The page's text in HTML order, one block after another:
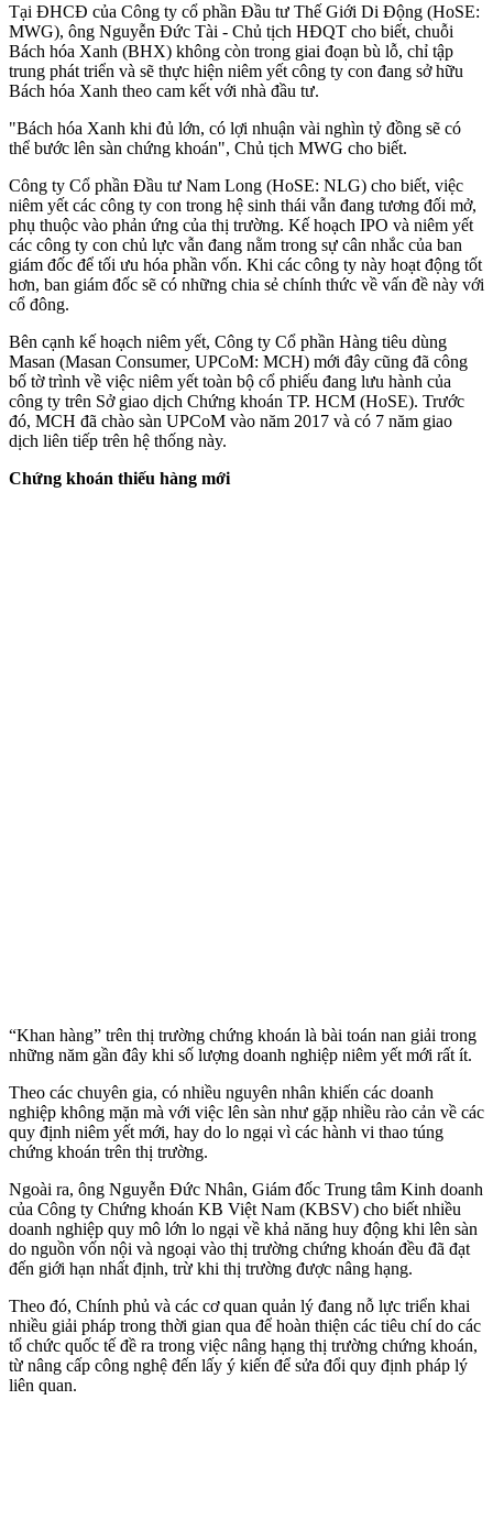
Tại ĐHCĐ của Công ty cổ phần Đầu tư Thế Giới Di Động (HoSE:
MWG), ông Nguyễn Đức Tài - Chủ tịch HĐQT cho biết, chuỗi
Bách hóa Xanh (BHX) không còn trong giai đoạn bù lỗ, chỉ tập
trung phát triển và sẽ thực hiện niêm yết công ty con đang sở hữu
Bách hóa Xanh theo cam kết với nhà đầu tư.
"Bách hóa Xanh khi đủ lớn, có lợi nhuận vài nghìn tỷ đồng sẽ có
thể bước lên sàn chứng khoán", Chủ tịch MWG cho biết.
Công ty Cổ phần Đầu tư Nam Long (HoSE: NLG) cho biết, việc
niêm yết các công ty con trong hệ sinh thái vẫn đang tương đối mở,
phụ thuộc vào phản ứng của thị trường. Kế hoạch IPO và niêm yết
các công ty con chủ lực vẫn đang nằm trong sự cân nhắc của ban
giám đốc để tối ưu hóa phần vốn. Khi các công ty này hoạt động tốt
hơn, ban giám đốc sẽ có những chia sẻ chính thức về vấn đề này với
cổ đông.
Bên cạnh kế hoạch niêm yết, Công ty Cổ phần Hàng tiêu dùng
Masan (Masan Consumer, UPCoM: MCH) mới đây cũng đã công
bố tờ trình về việc niêm yết toàn bộ cổ phiếu đang lưu hành của
công ty trên Sở giao dịch Chứng khoán TP. HCM (HoSE). Trước
đó, MCH đã chào sàn UPCoM vào năm 2017 và có 7 năm giao
dịch liên tiếp trên hệ thống này.
Chứng khoán thiếu hàng mới
“Khan hàng” trên thị trường chứng khoán là bài toán nan giải trong
những năm gần đây khi số lượng doanh nghiệp niêm yết mới rất ít.
Theo các chuyên gia, có nhiều nguyên nhân khiến các doanh
nghiệp không mặn mà với việc lên sàn như gặp nhiều rào cản về các
quy định niêm yết mới, hay do lo ngại vì các hành vi thao túng
chứng khoán trên thị trường.
Ngoài ra, ông Nguyễn Đức Nhân, Giám đốc Trung tâm Kinh doanh
của Công ty Chứng khoán KB Việt Nam (KBSV) cho biết nhiều
doanh nghiệp quy mô lớn lo ngại về khả năng huy động khi lên sàn
do nguồn vốn nội và ngoại vào thị trường chứng khoán đều đã đạt
đến giới hạn nhất định, trừ khi thị trường được nâng hạng.
Theo đó, Chính phủ và các cơ quan quản lý đang nỗ lực triển khai
nhiều giải pháp trong thời gian qua để hoàn thiện các tiêu chí do các
tổ chức quốc tế đề ra trong việc nâng hạng thị trường chứng khoán,
từ nâng cấp công nghệ đến lấy ý kiến để sửa đổi quy định pháp lý
liên quan.